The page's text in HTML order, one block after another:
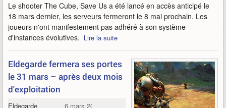
Le shooter The Cube, Save Us a été lancé en accès anticipé le
18 mars dernier, les serveurs fermeront le 8 mai prochain. Les
joueurs n'ont manifestement pas adhéré à son système
d'instances évolutives. Lire la suite
Eldegarde fermera ses portes
le 31 mars – après deux mois
d'exploitation
Eldegarde
6 mars 2026